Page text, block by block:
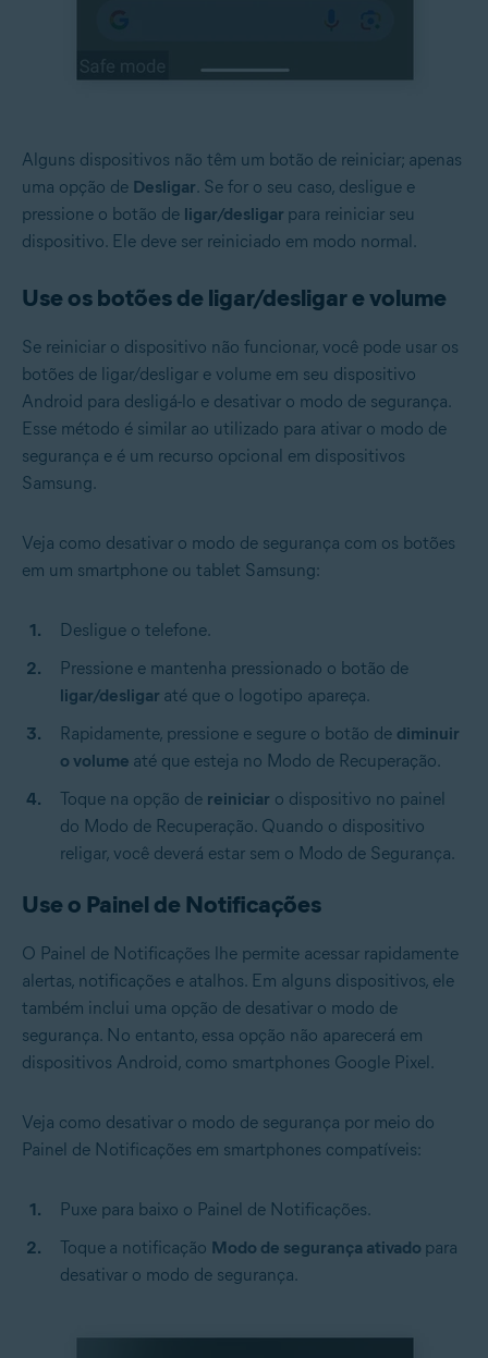
Alguns dispositivos não têm um botão de reiniciar; apenas
uma opção de Desligar. Se for o seu caso, desligue e
pressione o botão de ligar/desligar para reiniciar seu
dispositivo. Ele deve ser reiniciado em modo normal.
Use os botões de ligar/desligar e volume
Se reiniciar o dispositivo não funcionar, você pode usar os
botões de ligar/desligar e volume em seu dispositivo
Android para desligá-lo e desativar o modo de segurança.
Esse método é similar ao utilizado para ativar o modo de
segurança e é um recurso opcional em dispositivos
Samsung.
Veja como desativar o modo de segurança com os botões
em um smartphone ou tablet Samsung:
Desligue o telefone.
Pressione e mantenha pressionado o botão de
ligar/desligar até que o logotipo apareça.
Rapidamente, pressione e segure o botão de diminuir
o volume até que esteja no Modo de Recuperação.
Toque na opção de reiniciar o dispositivo no painel
do Modo de Recuperação. Quando o dispositivo
religar, você deverá estar sem o Modo de Segurança.
Use o Painel de Notificações
O Painel de Notificações lhe permite acessar rapidamente
alertas, notificações e atalhos. Em alguns dispositivos, ele
também inclui uma opção de desativar o modo de
segurança. No entanto, essa opção não aparecerá em
dispositivos Android, como smartphones Google Pixel.
Veja como desativar o modo de segurança por meio do
Painel de Notificações em smartphones compatíveis:
Puxe para baixo o Painel de Notificações.
Toque a notificação Modo de segurança ativado para
desativar o modo de segurança.